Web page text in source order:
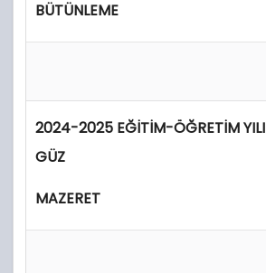
BÜTÜNLEME
2024-2025 EĞİTİM-ÖĞRETİM YILI
GÜZ
MAZERET